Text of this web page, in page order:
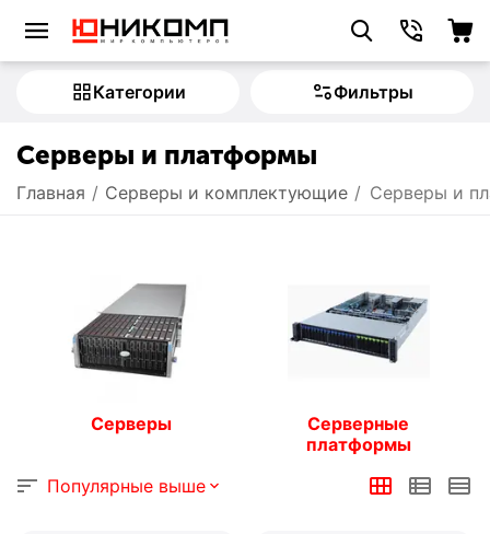
Категории Фильтры
Серверы и платформы
Главная / Серверы и комплектующие / Серверы и
Серверы
Серверные
платформы
Популярные выше